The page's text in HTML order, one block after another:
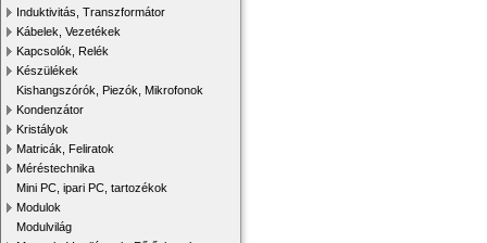
Induktivitás, Transzformátor
Kábelek, Vezetékek
Kapcsolók, Relék
Készülékek
Kishangszórók, Piezók, Mikrofonok
Kondenzátor
Kristályok
Matricák, Feliratok
Méréstechnika
Mini PC, ipari PC, tartozékok
Modulok
Modulvilág